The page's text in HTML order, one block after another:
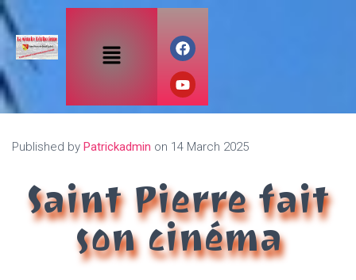
Published by Patrickadmin on 14 March 2025
Saint Pierre fait
son cinéma